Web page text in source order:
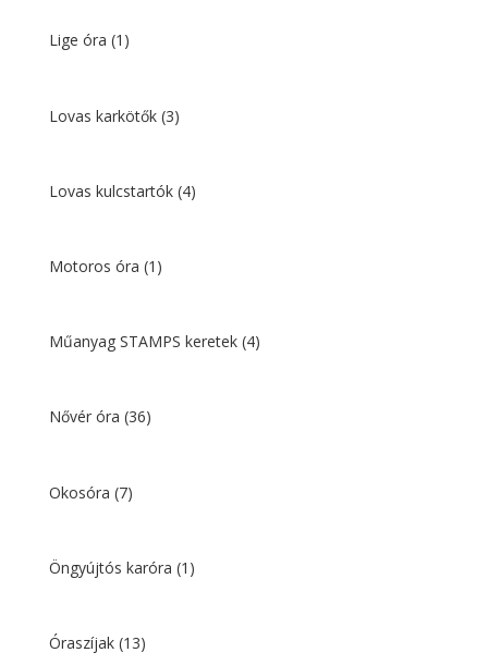
Lige óra (1)
Lovas karkötők (3)
Lovas kulcstartók (4)
Motoros óra (1)
Műanyag STAMPS keretek (4)
Nővér óra (36)
Okosóra (7)
Öngyújtós karóra (1)
Óraszíjak (13)